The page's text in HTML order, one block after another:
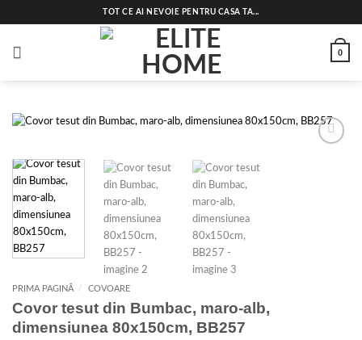
to
TOT CE AI NEVOIE PENTRU CASA TA...
0
PRIMA PAGINĂ / COVOARE
Covor tesut din Bumbac, maro-alb,
dimensiunea 80x150cm, BB257